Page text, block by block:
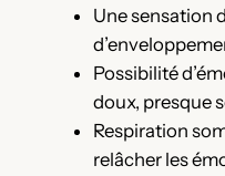
Une sensation
Possibilité
doux, presque
Respiration
relâcher les